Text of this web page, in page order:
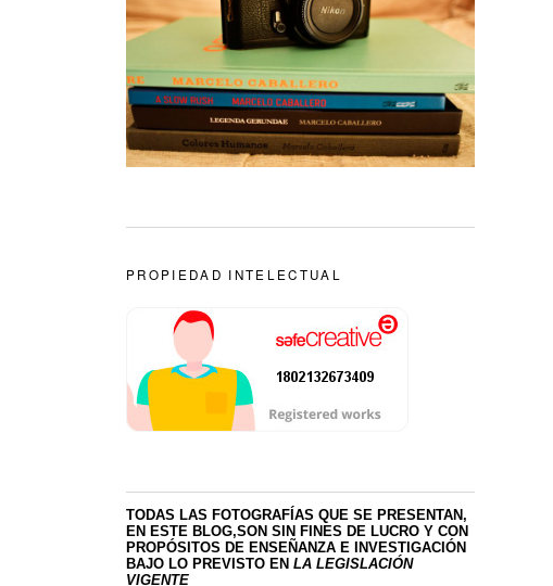
PROPIEDAD INTELECTUAL
TODAS LAS FOTOGRAFÍAS QUE SE PRESENTAN,
EN ESTE BLOG,SON SIN FINES DE LUCRO Y CON
PROPÓSITOS DE ENSEÑANZA E INVESTIGACIÓN
BAJO LO PREVISTO EN LA LEGISLACIÓN
VIGENTE